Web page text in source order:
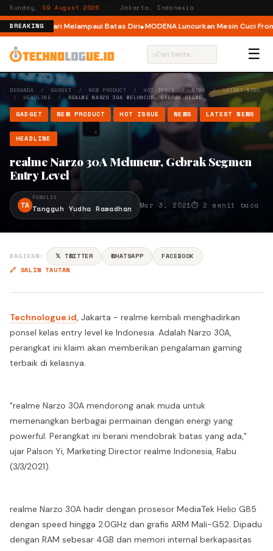
Sunday, 09 August 2026 · Jakarta, Indonesia
BREAKING
Ajak Pelari Melampaui Batas Diri MODENA Luncurkan Mesin Cuci Front
⌕ ☰
BERANDA / GADGET/ NEW PRODUCT / HOT ISSUE/NEWS /LATEST NEWS
/ HEADLINE / REALME NARZO 30A MELUNCUR, GEBRAK SEGME…
GADGET NEW PRODUCT HOT ISSUE NEWS LATEST NEWS
HEADLINE
realme Narzo 30A Meluncur, Gebrak Segmen
Entry Level
TA
PENULIS
Tangguh Yudha Ramadhan Mar 3, 2021⏱ 2 menit baca
BAGIKAN: 𝕏 TWITTER WHATSAPP
FACEBOOK
🔗 SALIN TAUTAN
Technologue.id, Jakarta - realme kembali menghadirkan
ponsel kelas entry level ke Indonesia. Adalah Narzo 30A,
perangkat ini klaim akan memberikan pengalaman gaming
terbaik di kelasnya.
"realme Narzo 30A mendorong anak muda untuk
memenangkan berbagai permainan dengan energi yang
powerful. Perangkat ini berani mendobrak batas yang ada,"
ujar Palson Yi, Marketing Director realme Indonesia, Rabu
(3/3/2021).
realme Narzo 30A hadir dengan prosesor MediaTek Helio G85
dengan speed hingga 2.0GHz dan grafis ARM Mali-G52. Dipadu
dengan RAM sebesar 4GB dan memori internal berkapasitas